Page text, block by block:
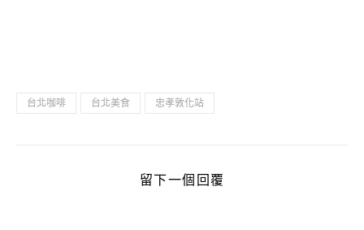
台北咖啡 台北美食 忠孝敦化站
留下一個回覆